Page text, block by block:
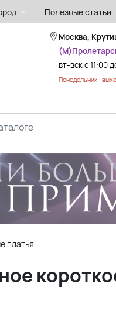
Полезные статьи
Москва,
вт-вск с 11:00
Понедельник -
платья